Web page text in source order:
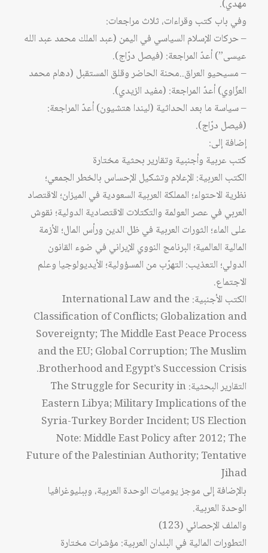
مهدي).
وفي باب كتب وقراءات، ثلاث مراجعات:
– حركات الإسلام السياسي في اليمن (عبد الملك محمد عبد الله
عيسى”) أعدّ المراجعة: (فيصل درّاج).
– مسيحيو العراق..محنة الحاضر وقلق المستقبل (دهام محمد
العزّاوي) أعدّ المراجعة: (مفيد الزيدي).
– سياسة ما بعد الحداثية (ليندا هتشيون) أعدّ المراجعة:
(فيصل درّاج).
إضافة إلى:
كتب عربية وأجنبية وتقارير بحثية مختارة
الكتب العربية: الإعلام وتشكيل الإحساس بالخطر الجمعي؛
نظرية الاحتواء؛ المملكة العربية السعودية في الميزان؛ الاقتصاد
العربي في عصر العولمة والتكتلات الاقتصادية الدولية؛ نقوش
على الماء؛ الثورات العربية في ظل الدين ورأس المال؛ الأزمة
المالية العالمية؛ البرنامج النووي الإيراني في ضوء القانون
الدولي؛ التعذيب: التهرّب من المسؤولية؛ الأيديولوجيا وعلم
الاجتماع.
الكتب الأجنبية: International Law and the
Classification of Conflicts; Globalization and
Sovereignty; The Middle East Peace Process
and the EU; Global Corruption; The Muslim
Brotherhood and Egypt’s Succession Crisis.
التقارير البحثية: The Struggle for Security in
Eastern Libya; Military Implications of the
Syria-Turkey Border Incident; US Election
Note: Middle East Policy after 2012; The
Future of the Palestinian Authority; Tentative
Jihad
بالإضافة إلى موجز يوميات الوحدة العربية، وببليوغرافيا
الوحدة العربية.
والملف الإحصائي (123)
التطورات المالية في البلدان العربية: مؤشرات مختارة